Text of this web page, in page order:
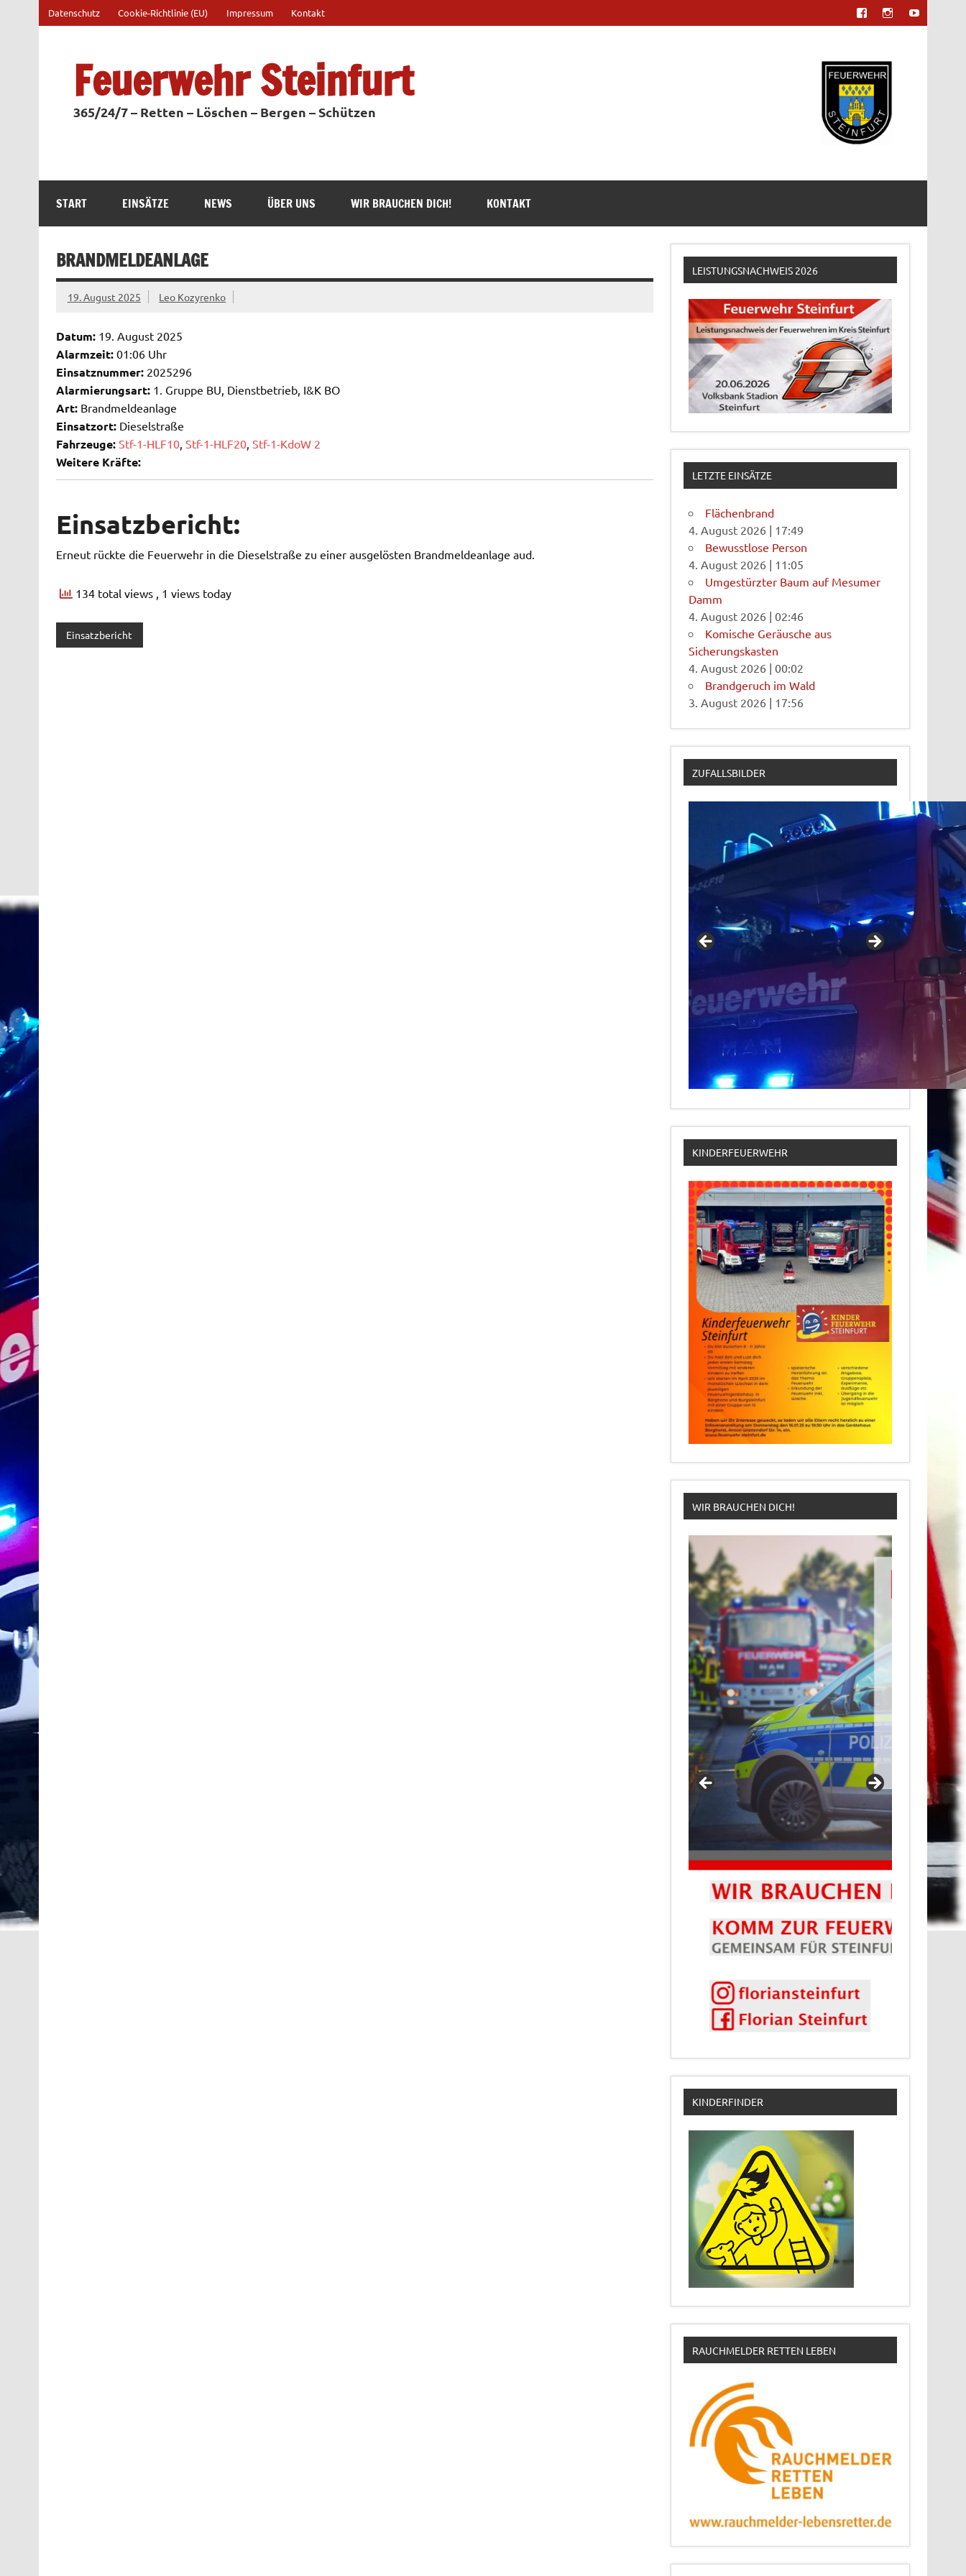
springen
Datenschutz Cookie-Richtlinie (EU) Impressum Kontakt
Feuerwehr Steinfurt
365/24/7 – Retten – Löschen – Bergen – Schützen
START EINSÄTZE NEWS ÜBER UNS WIR BRAUCHEN DICH! KONTAKT
BRANDMELDEANLAGE
19. August 2025 Leo Kozyrenko
Datum:19. August 2025
Alarmzeit:01:06 Uhr
Einsatznummer:2025296
Alarmierungsart:1. Gruppe BU, Dienstbetrieb, I&K BO
Art:Brandmeldeanlage
Einsatzort:Dieselstraße
Fahrzeuge: Stf-1-HLF10, Stf-1-HLF20, Stf-1-KdoW 2
Weitere Kräfte:
Einsatzbericht:
Erneut rückte die Feuerwehr in die Dieselstraße zu einer ausgelösten Brandmeldeanlage aud.
134 total views , 1 views today
Einsatzbericht
LEISTUNGSNACHWEIS 2026
LETZTE EINSÄTZE
Flächenbrand
4. August 2026 | 17:49
Bewusstlose Person
4. August 2026 | 11:05
Umgestürzter Baum auf Mesumer
Damm
4. August 2026 |02:46
Komische Geräusche aus
Sicherungskasten
4. August 2026 |00:02
Brandgeruch im Wald
3. August 2026 | 17:56
ZUFALLSBILDER
KINDERFEUERWEHR
WIR BRAUCHEN DICH!
KINDERFINDER
RAUCHMELDER RETTEN LEBEN